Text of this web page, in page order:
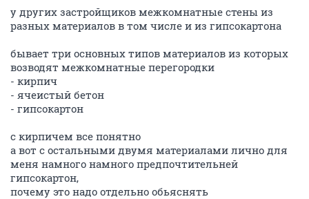
у других застройщиков межкомнатные стены из
разных материалов в том числе и из гипсокартона
бывает три основных типов материалов из которых
возводят межкомнатные перегородки
- кирпич
- ячеистый бетон
- гипсокартон
с кирпичем все понятно
а вот с остальными двумя материалами лично для
меня намного намного предпочтительней
гипсокартон,
почему это надо отдельно обьяснять